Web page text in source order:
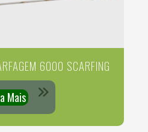
6000 SCARFING
Mais